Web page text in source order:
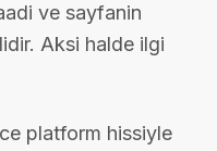
ve sayfanin
Aksi halde ilgi
platform hissiyle